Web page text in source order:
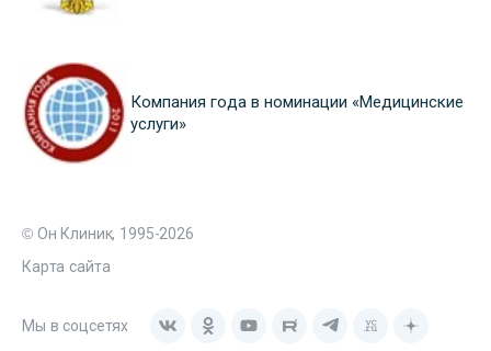
Компания года в номинации «Медицинские
услуги»
© Он Клиник, 1995-2026
Карта сайта
Мы в соцсетях